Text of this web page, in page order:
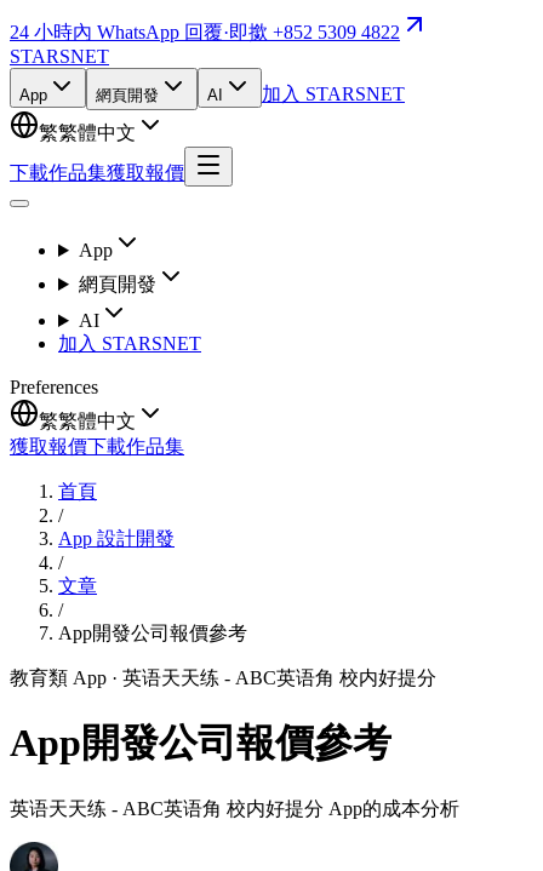
24 小時內 WhatsApp 回覆·即撳 +852 5309 4822
STARSNET
App 網頁開發 AI
加入 STARSNET
繁繁體中文
下載作品集獲取報價
App
網頁開發
AI
加入 STARSNET
Preferences
繁繁體中文
獲取報價下載作品集
首頁
/
App 設計開發
/
文章
/
App開發公司報價參考
教育類 App · 英语天天练 - ABC英语角 校内好提分
App開發公司報價參考
英语天天练 - ABC英语角 校内好提分 App的成本分析